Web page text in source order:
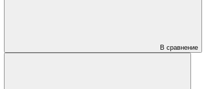
В сравнение